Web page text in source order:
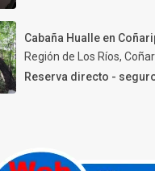
Cabaña Hualle en
Región de Los Ríos,
Reserva directo -